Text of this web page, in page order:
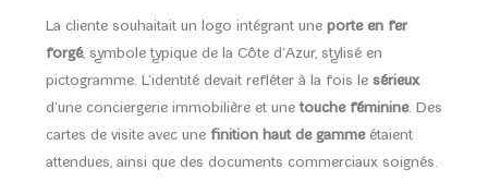
La cliente souhaitait un logo intégrant une porte en fer
forgé, symbole typique de la Côte d’Azur, stylisé en
pictogramme. L’identité devait refléter à la fois le sérieux
d’une conciergerie immobilière et une touche féminine. Des
cartes de visite avec une finition haut de gammeétaient
attendues, ainsi que des documents commerciaux soignés.